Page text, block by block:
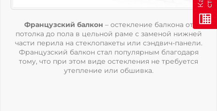
Французский балкон – остекление балкона от
потолка до пола в цельной раме с заменой нижней
части перила на стеклопакеты или сэндвич-панели.
Французский балкон стал популярным благодаря
тому, что при этом виде остекления не требуется
утепление или обшивка.